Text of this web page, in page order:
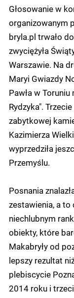
Głosowanie w
organizowanym
bryla.pl trwało
zwyciężyła
Warszawie. Na
Maryi Gwiazdy
Pawła w
Rydzyka".
zabytkowej
Kazimierza
wyprzedziła
Przemyślu.
Posnania
zestawienia, a to
niechlubnym
obiekty, które
Makabryły od
lepszy rezultat
plebiscycie
2014 roku i